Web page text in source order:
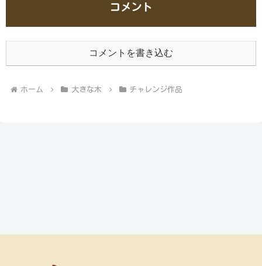
コメント
コメントを書き込む
ホーム 大きな木 チャレンジ作品